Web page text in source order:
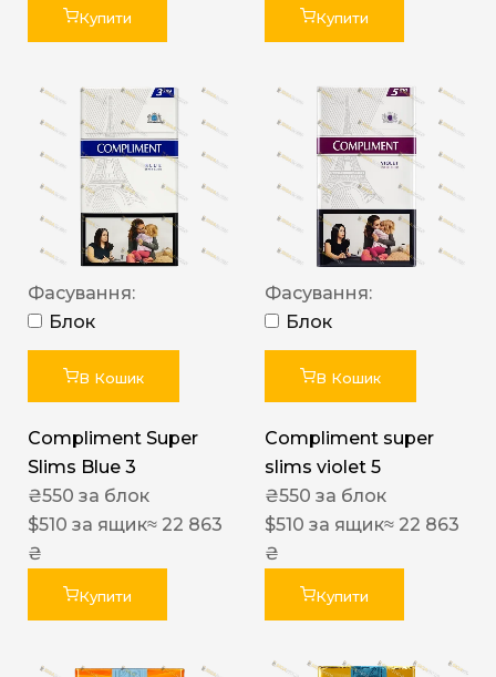
Купити Купити
Фасування:
Блок
В Кошик
Compliment Super
Slims Blue 3
₴550 за блок
$510 за ящик≈ 22 863
₴
Купити
Фасування:
Блок
В Кошик
Compliment super
slims violet 5
₴550 за блок
$510 за ящик≈ 22 863
₴
Купити